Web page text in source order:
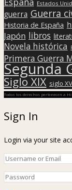
Estados
guerra Guerra
Historia de España
Japón libros
Novela histórica
Primera Guerra
Segunda
Siglo XIX siglo
Todos los derechos pertenecen a
Sign In
Login via your site